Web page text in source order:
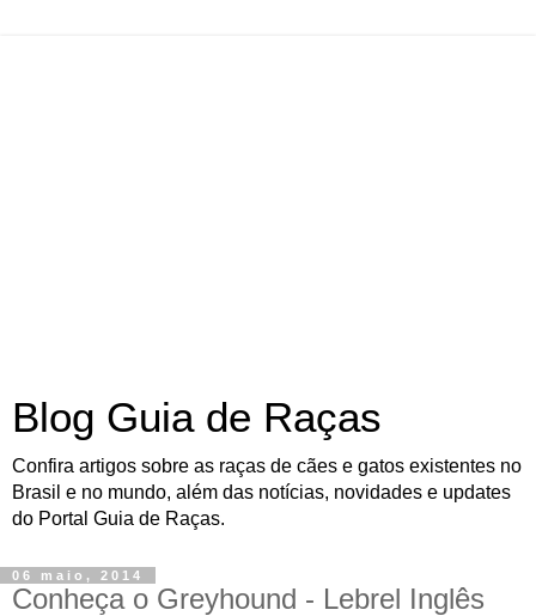
Blog Guia de Raças
Confira artigos sobre as raças de cães e gatos existentes no
Brasil e no mundo, além das notícias, novidades e updates
do Portal Guia de Raças.
06 maio, 2014
Conheça o Greyhound - Lebrel Inglês